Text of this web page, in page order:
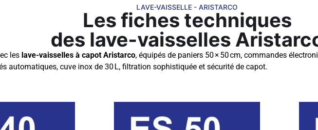
LAVE-VAISSELLE - ARISTARCO
Les fiches techniques
des lave-vaisselles
les lave-vaisselles à capot Aristarco, équipés de paniers 50 × 50 cm, commandes
automatiques, cuve inox de 30 L, filtration sophistiquée et sécurité de capot.